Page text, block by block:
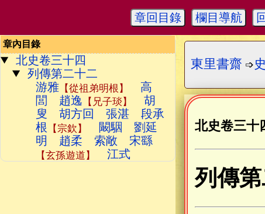
章回目錄 欄目導航
章內目錄
北史卷三十四
列傳第二十二
游雅 【從祖弟明根】
高
閭 趙逸 【兄子琰】
胡
叟 胡方回 張湛 段承
根
【宗欽】
闞駰 劉延
明 趙柔 索敞 宋繇
【玄孫遊道】 江式
東里書齋 ➩
北史卷三十
列傳